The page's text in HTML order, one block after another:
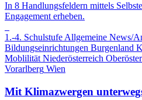
In 8 Handlungsfeldern mittels
Engagement erheben.
1.-4. Schulstufe Allgemeine News/
Bildungseinrichtungen Burgenland
Moblilität Niederösterreich
Vorarlberg Wien
Mit Klimazwergen